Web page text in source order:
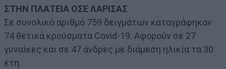
ΣΤΗΝ ΠΛΑΤΕΙΑ ΟΣΕ ΛΑΡΙΣΑΣ
Σε συνολικό αριθμό 759 δειγμάτων καταγράφηκαν
74 θετικά κρούσματα Covid-19. Αφορούν σε 27
γυναίκες και σε 47 άνδρες με διάμεση ηλικία τα 30
έτη.